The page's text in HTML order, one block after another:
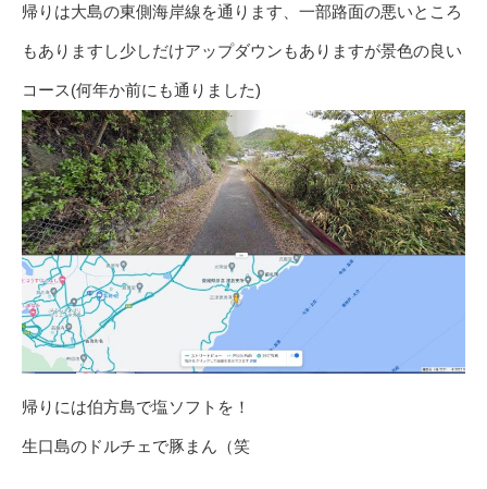
帰りは大島の東側海岸線を通ります、一部路面の悪いところ
もありますし少しだけアップダウンもありますが景色の良い
コース(何年か前にも通りました)
帰りには伯方島で塩ソフトを！
生口島のドルチェで豚まん（笑